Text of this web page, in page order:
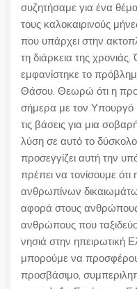
συζητήσαμε για ένα
τους καλοκαιρινούς
που υπάρχει στην
τη διάρκεια της
εμφανίστηκε το
Θάσου. Θεωρώ ότι η
σήμερα με τον Υπουργό
τις βάσεις για μια
λύση σε αυτό το
προσεγγίζει αυτή την
πρέπει να τονίσουμε
ανθρωπίνων
αφορά στους
ανθρώπους που
νησιά στην ηπειρωτική
μπορούμε να
προσβάσιμο,